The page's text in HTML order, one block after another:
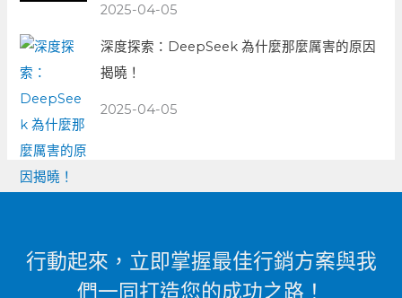
2025-04-05
深度探索：DeepSeek 為什麼那麼厲害的原因
揭曉！
2025-04-05
行動起來，立即掌握最佳行銷方案與我
們一同打造您的成功之路！